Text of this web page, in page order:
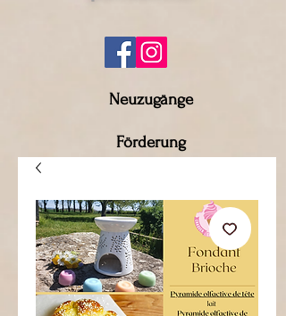
Neuzugänge
Förderung